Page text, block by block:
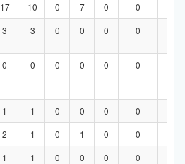
17 10 0 7 0 0
3 3 0 0 0 0
0 0 0 0 0 0
1 1 0 0 0 0
2 1 0 1 0 0
1 1 0 0 0 0